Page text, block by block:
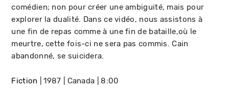
comédien; non pour créer une ambiguité, mais pour
explorer la dualité. Dans ce vidéo, nous assistons à
une fin de repas comme à une fin de bataille,où le
meurtre, cette fois-ci ne sera pas commis. Cain
abandonné, se suicidera.
Fiction 1987 Canada 8:00